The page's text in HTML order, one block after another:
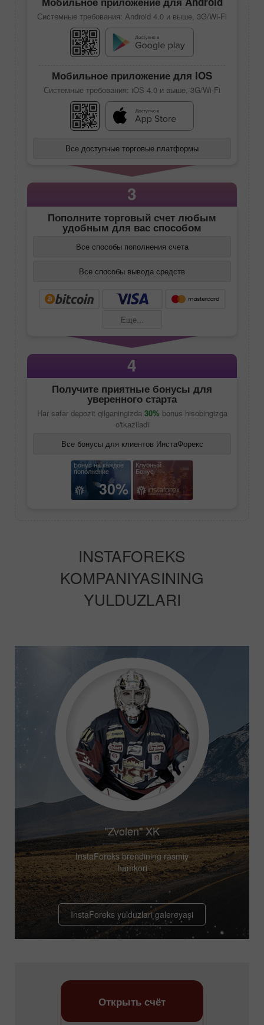
Системные требования: Android 4.0 и выше, 3G/Wi-Fi
Мобильное приложение для IOS
Системные требования: iOS 4.0 и выше, 3G/Wi-Fi
Все доступные торговые платформы
3
Пополните торговый счет любым
удобным для вас способом
Все способы пополнения счета
Все способы вывода средств
Еще...
4
Получите приятные бонусы для
уверенного старта
Har safar depozit qilganingizda 30% bonus hisobingizga
o'tkaziladi
Все бонусы для клиентов ИнстаФорекс
Бонус на каждое
пополнение
30%
Клубный
Бонус
INSTAFOREKS
KOMPANIYASINING
YULDUZLARI
"Zvolen" XK
InstaForeks brendining rasmiy
hamkori
InstaForeks yulduzlari galereyasi
Открыть счёт